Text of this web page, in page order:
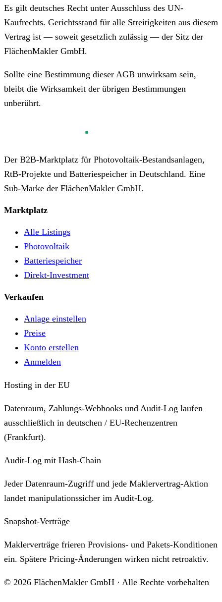
Es gilt deutsches Recht unter Ausschluss des UN-
Kaufrechts. Gerichtsstand für alle Streitigkeiten aus diesem
Vertrag ist — soweit gesetzlich zulässig — der Sitz der
FlächenMakler GmbH.
Sollte eine Bestimmung dieser AGB unwirksam sein,
bleibt die Wirksamkeit der übrigen Bestimmungen
unberührt.
Der B2B-Marktplatz für Photovoltaik-Bestandsanlagen,
RtB-Projekte und Batteriespeicher in Deutschland. Eine
Sub-Marke der FlächenMakler GmbH.
Marktplatz
Alle Listings
Photovoltaik
Batteriespeicher
Direkt-Investment
Verkaufen
Anlage einstellen
Preise
Konto erstellen
Anmelden
Hosting in der EU
Datenraum, Zahlungs-Webhooks und Audit-Log laufen
ausschließlich in deutschen / EU-Rechenzentren
(Frankfurt).
Audit-Log mit Hash-Chain
Jeder Datenraum-Zugriff und jede Maklervertrag-Aktion
landet manipulationssicher im Audit-Log.
Snapshot-Verträge
Maklerverträge frieren Provisions- und Pakets-Konditionen
ein. Spätere Pricing-Änderungen wirken nicht retroaktiv.
© 2026 FlächenMakler GmbH · Alle Rechte vorbehalten